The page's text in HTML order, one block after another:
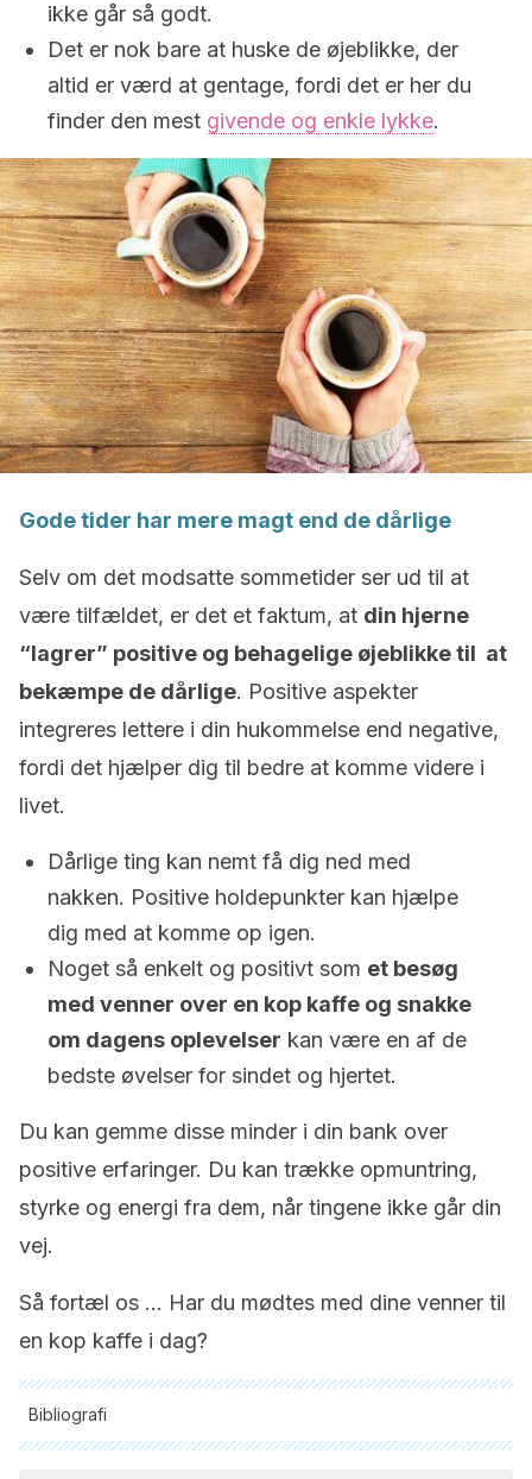
ikke går så godt.
Det er nok bare at huske de øjeblikke, der
altid er værd at gentage, fordi det er her du
finder den mest givende og enkle lykke.
Gode tider har mere magt end de dårlige
Selv om det modsatte sommetider ser ud til at
være tilfældet, er det et faktum, at din hjerne
“lagrer” positive og behagelige øjeblikke til at
bekæmpe de dårlige. Positive aspekter
integreres lettere i din hukommelse end negative,
fordi det hjælper dig til bedre at komme videre i
livet.
Dårlige ting kan nemt få dig ned med
nakken. Positive holdepunkter kan hjælpe
dig med at komme op igen.
Noget så enkelt og positivt som et besøg
med venner over en kop kaffe og snakke
om dagens oplevelser kan være en af de
bedste øvelser for sindet og hjertet.
Du kan gemme disse minder i din bank over
positive erfaringer. Du kan trække opmuntring,
styrke og energi fra dem, når tingene ikke går din
vej.
Så fortæl os … Har du mødtes med dine venner til
en kop kaffe i dag?
Bibliografi
Alle citerede kilder blev grundigt gennemgået af vores team